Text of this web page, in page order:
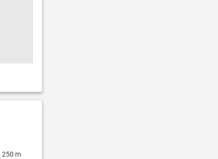
250 m